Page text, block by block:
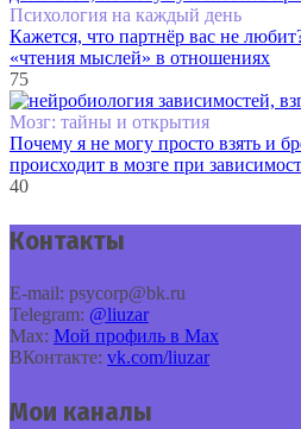
Психология на каждый день
Кажется, что партнёр вас не
«чтения мыслей» в отношениях
75
Мозг: тайны и открытия
Почему я не могу просто взять и
происходит в мозге при
40
Контакты
E‑mail: psycorp@bk.ru
Telegram: @liuzar
Max: Мой профиль в Max
ВКонтакте: vk.com/liuzar
Мои каналы